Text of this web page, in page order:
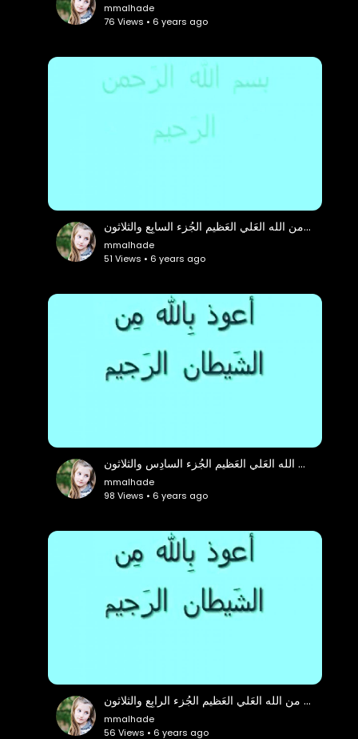
mmalhade
76 Views • 6 years ago
وَحي من الله العَلي العَظيم الجُزء السابِع والثلاثون
mmalhade
51 Views • 6 years ago
وَحي من الله العَلي العَظيم الجُزء السادِس والثلاثون
mmalhade
98 Views • 6 years ago
وَحي من الله العَلي العَظيم الجُزء الرابِع والثلاثون
mmalhade
56 Views • 6 years ago